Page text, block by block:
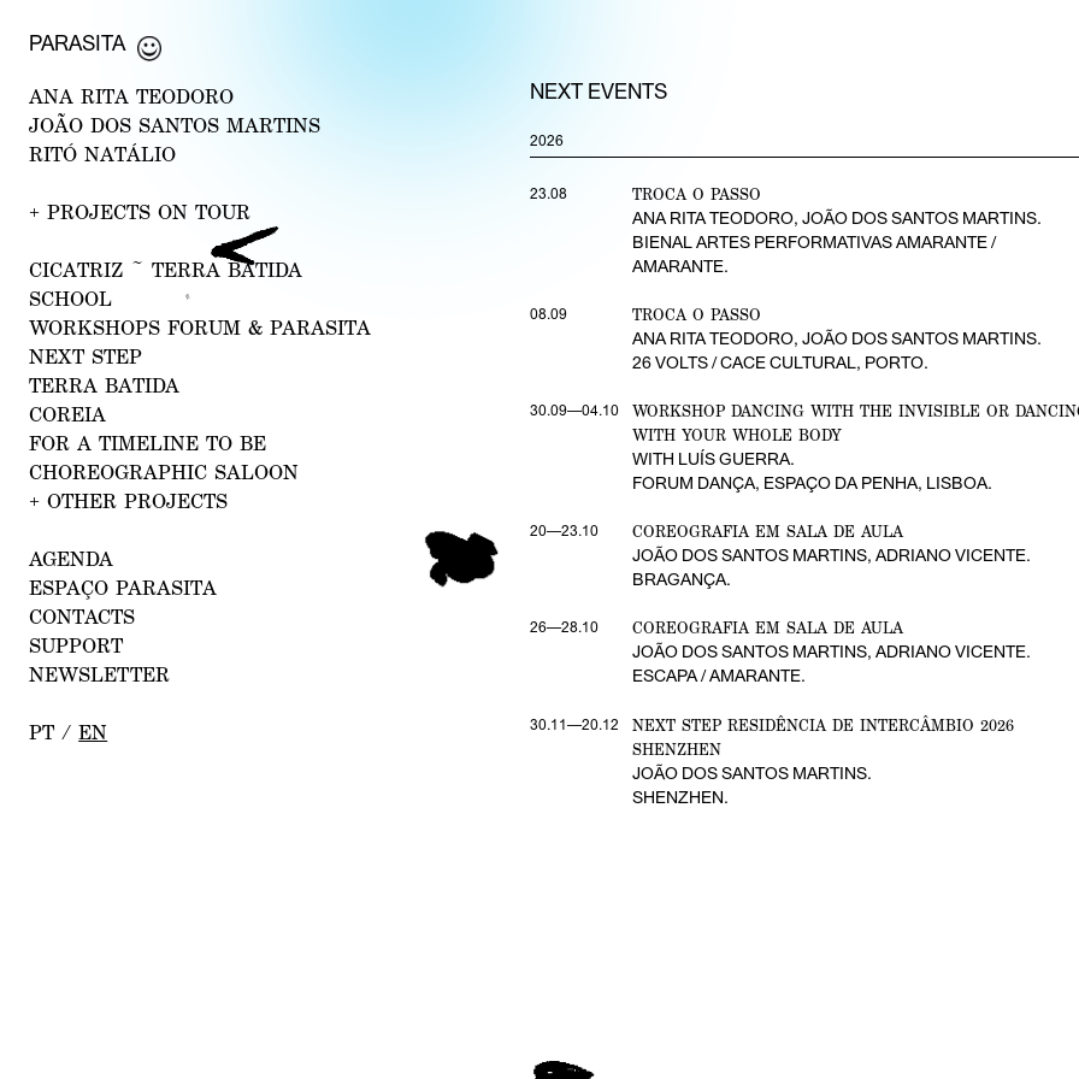
PARASITA
ANA RITA TEODORO
JOÃO DOS SANTOS MARTINS
RITÓ NATÁLIO
+ PROJECTS ON TOUR
CICATRIZ ~ TERRA BATIDA
SCHOOL
WORKSHOPS FORUM & PARASITA
NEXT STEP
TERRA BATIDA
COREIA
FOR A TIMELINE TO BE
CHOREOGRAPHIC SALOON
+ OTHER PROJECTS
AGENDA
ESPAÇOPARASITA
CONTACTS
SUPPORT
NEWSLETTER
PT /EN
NEXT EVENTS
2026
23.08
TROCA O PASSO
ANA RITA TEODORO, JOÃO DOS SANTOS MARTINS.
BIENAL ARTES PERFORMATIVAS AMARANTE /
AMARANTE.
08.09
TROCA O PASSO
ANA RITA TEODORO, JOÃO DOS SANTOS MARTINS.
26 VOLTS / CACE CULTURAL, PORTO.
30.09—04.10
WORKSHOP DANCING WITH THE INVISIBLE OR
WITH YOUR WHOLE BODY
WITH LUÍS GUERRA.
FORUM DANÇA, ESPAÇO DA PENHA, LISBOA.
20—23.10
COREOGRAFIA EM SALA DE AULA
JOÃO DOS SANTOS MARTINS, ADRIANO VICENTE.
BRAGANÇA.
26—28.10
COREOGRAFIA EM SALA DE AULA
JOÃO DOS SANTOS MARTINS, ADRIANO VICENTE.
ESCAPA / AMARANTE.
30.11—20.12
NEXT STEP RESIDÊNCIA DE INTERCÂMBIO 2026
SHENZHEN
JOÃO DOS SANTOS MARTINS.
SHENZHEN.